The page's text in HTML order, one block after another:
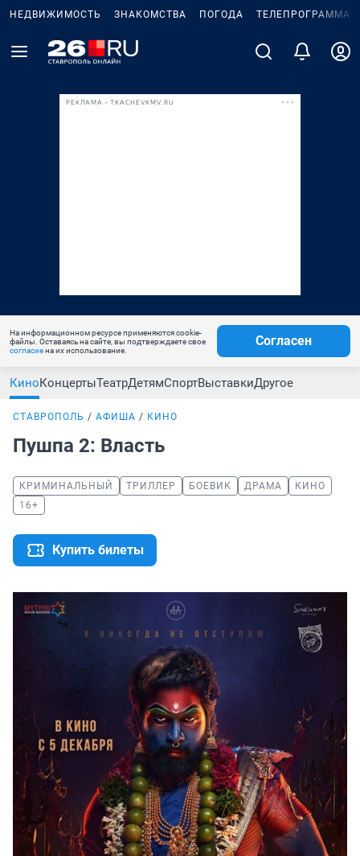
НЕДВИЖИМОСТЬ ЗНАКОМСТВА ПОГОДА ТЕЛЕПРОГРАММА
РЕКЛАМА • TKACHEVKMV.RU
На информационном ресурсе применяются cookie-
файлы. Оставаясь на сайте, вы подтверждаете свое
согласиена их использование.
Согласен
КиноКонцертыТеатрДетямСпортВыставкиДругое
СТАВРОПОЛЬ АФИША КИНО
Пушпа 2: Власть
КРИМИНАЛЬНЫЙ ТРИЛЛЕР БОЕВИК ДРАМА
КИНО
16+
Купить билеты